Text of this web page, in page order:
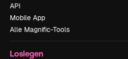
API
Mobile App
Alle Magnific-Tools
Loslegen